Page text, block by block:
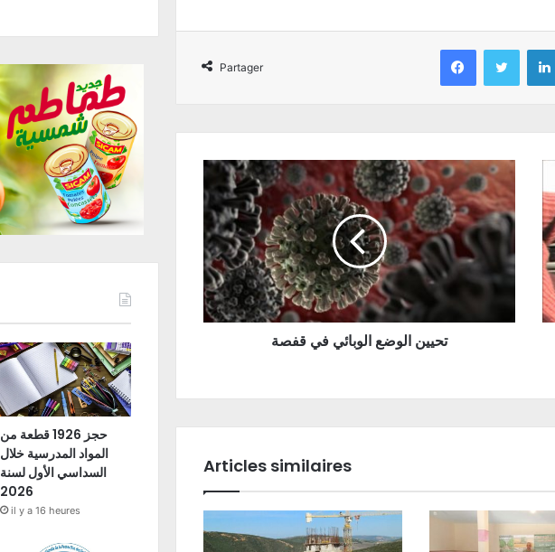
Partager
Facebook Twitter
تحيين الوضع الوبائي في قفصة
Articles similaires
حجز 1926 قطعة من
المواد المدرسية خلال
السداسي الأول لسنة
2026
il y a 16 heures